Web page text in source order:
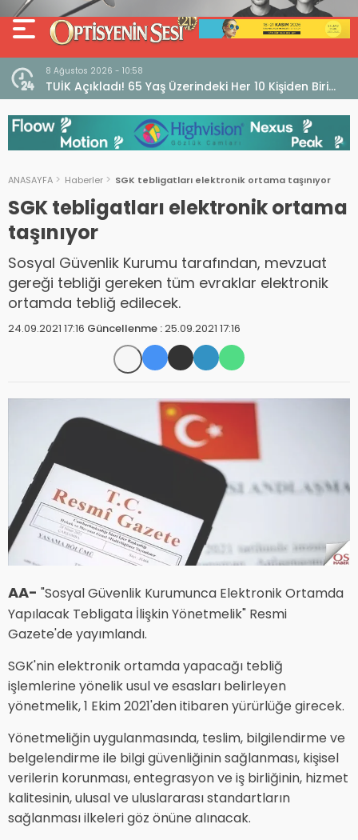
8 Ağustos 2026 - 10:58
TUİK Açıkladı! 65 Yaş Üzerindeki Her 10 Kişiden Biri
Görme Güçlüğü Yaşıyor
ANASAYFA Haberler SGK tebligatları elektronik ortama taşınıyor
SGK tebligatları elektronik ortama
taşınıyor
Sosyal Güvenlik Kurumu tarafından, mevzuat
gereği tebliği gereken tüm evraklar elektronik
ortamda tebliğ edilecek.
24.09.2021 17:16 Güncellenme :25.09.2021 17:16
AA- "Sosyal Güvenlik Kurumunca Elektronik Ortamda
Yapılacak Tebligata İlişkin Yönetmelik" Resmi
Gazete'de yayımlandı.
SGK'nin elektronik ortamda yapacağı tebliğ
işlemlerine yönelik usul ve esasları belirleyen
yönetmelik, 1 Ekim 2021'den itibaren yürürlüğe girecek.
Yönetmeliğin uygulanmasında, teslim, bilgilendirme ve
belgelendirme ile bilgi güvenliğinin sağlanması, kişisel
verilerin korunması, entegrasyon ve iş birliğinin, hizmet
kalitesinin, ulusal ve uluslararası standartların
sağlanması ilkeleri göz önüne alınacak.